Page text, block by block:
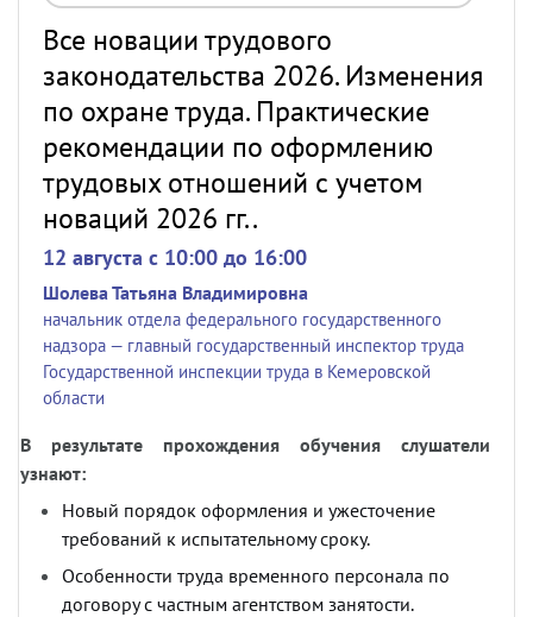
Все новации трудового
законодательства 2026. Изменения
по охране труда. Практические
рекомендации по оформлению
трудовых отношений с учетом
новаций 2026 гг..
12 августа c 10:00 до 16:00
Шолева Татьяна Владимировна
начальник отдела федерального государственного
надзора — главный государственный инспектор труда
Государственной инспекции труда в Кемеровской
области
В результате прохождения обучения слушатели
узнают:
Новый порядок оформления и ужесточение
требований к испытательному сроку.
Особенности труда временного персонала по
договору с частным агентством занятости.